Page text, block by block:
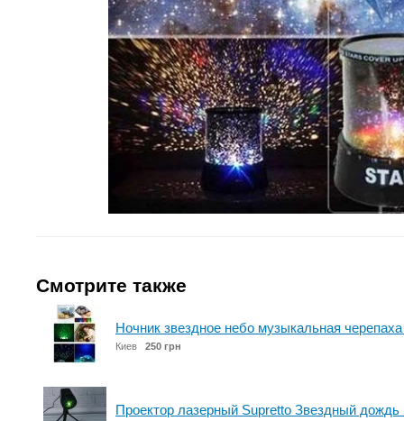
Смотрите также
Ночник звездное небо музыкальная
Киев 250 грн
Проектор лазерный Supretto Звездный дождь